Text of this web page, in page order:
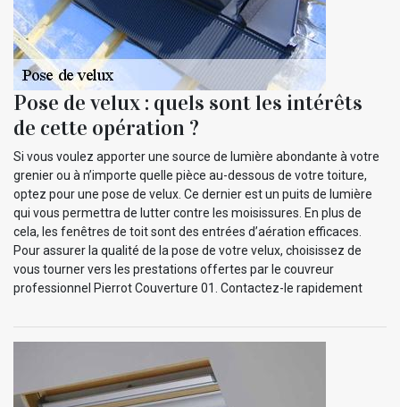
Pose de velux : quels sont les intérêts
de cette opération ?
Si vous voulez apporter une source de lumière abondante à votre
grenier ou à n’importe quelle pièce au-dessous de votre toiture,
optez pour une pose de velux. Ce dernier est un puits de lumière
qui vous permettra de lutter contre les moisissures. En plus de
cela, les fenêtres de toit sont des entrées d’aération efficaces.
Pour assurer la qualité de la pose de votre velux, choisissez de
vous tourner vers les prestations offertes par le couvreur
professionnel Pierrot Couverture 01. Contactez-le rapidement